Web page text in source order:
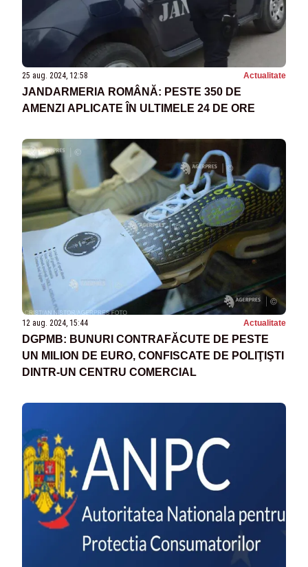
25 aug. 2024, 12:58 Actualitate
JANDARMERIA ROMÂNĂ: PESTE 350 DE
AMENZI APLICATE ÎN ULTIMELE 24 DE ORE
12 aug. 2024, 15:44 Actualitate
DGPMB: BUNURI CONTRAFĂCUTE DE PESTE
UN MILION DE EURO, CONFISCATE DE POLIŢIŞTI
DINTR-UN CENTRU COMERCIAL